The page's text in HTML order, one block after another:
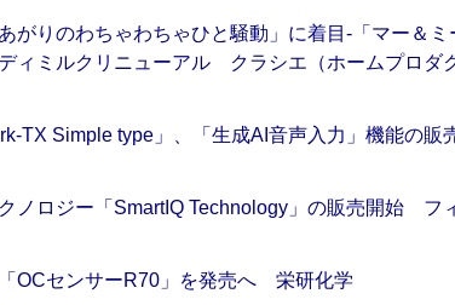
がりのわちゃわちゃひと騒動」に着目‐「マー＆
ィミルクリニューアル クラシエ（ホームプロダ
TX Simple type」、「生成AI音声入力」機能の
ノロジー「SmartIQ Technology」の販売開始 フ
「OCセンサーR70」を発売へ 栄研化学